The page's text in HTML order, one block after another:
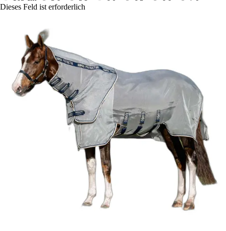
Dieses Feld ist erforderlich